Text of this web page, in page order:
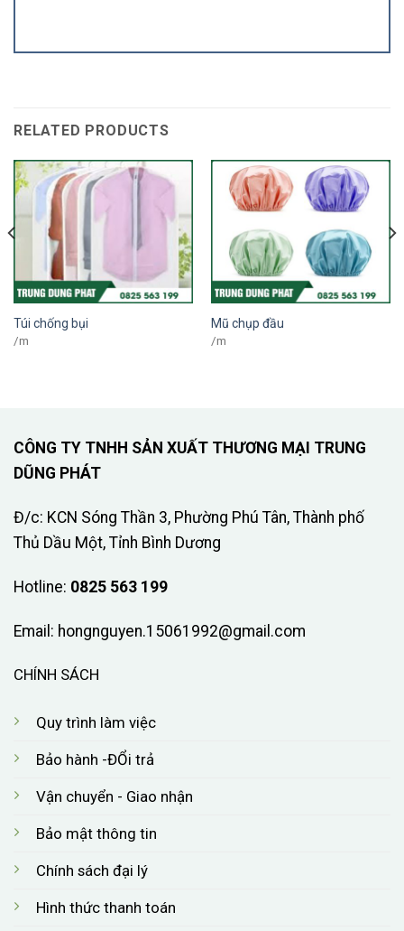
RELATED PRODUCTS
Túi chống bụi
/m
Mũ chụp đầu
/m
CÔNG TY TNHH SẢN XUẤT THƯƠNG MẠI TRUNG
DŨNG PHÁT
Đ/c: KCN Sóng Thần 3, Phường Phú Tân, Thành phố
Thủ Dầu Một, Tỉnh Bình Dương
Hotline: 0825 563 199
Email: hongnguyen.15061992@gmail.com
CHÍNH SÁCH
Quy trình làm việc
Bảo hành -ĐỔi trả
Vận chuyển - Giao nhận
Bảo mật thông tin
Chính sách đại lý
Hình thức thanh toán